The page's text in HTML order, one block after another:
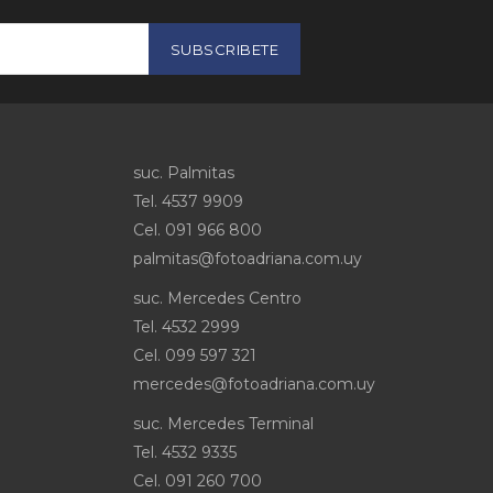
SUBSCRIBETE
suc. Palmitas
Tel. 4537 9909
Cel. 091 966 800
palmitas@fotoadriana.com.uy
suc. Mercedes Centro
Tel. 4532 2999
Cel. 099 597 321
mercedes@fotoadriana.com.uy
suc. Mercedes Terminal
Tel. 4532 9335
Cel. 091 260 700